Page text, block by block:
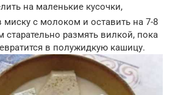
на маленькие кусочки,
миску с молоком и оставить на 7-8
старательно размять вилкой, пока
в полужидкую кашицу.